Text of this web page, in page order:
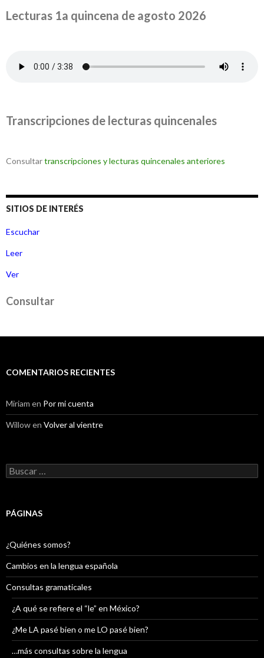
Lecturas 1a quincena de agosto 2026
Transcripciones de lecturas quincenales
Consultartranscripciones y lecturas quincenales anteriores
SITIOS DE INTERÉS
Escuchar
Leer
Ver
Consultar
COMENTARIOS RECIENTES
Miriam en Por mi cuenta
Willowen Volver al vientre
Buscar:
PÁGINAS
¿Quiénes somos?
Cambios en la lengua española
Consultas gramaticales
¿A qué se refiere el “le” en México?
¿Me LA pasé bien o me LO pasé bien?
…más consultas sobre la lengua